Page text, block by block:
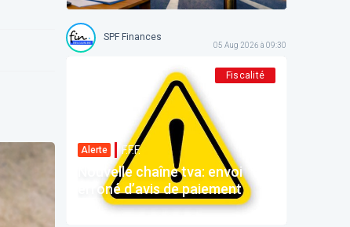
SPF Finances
05 Aug 2026 à 09:30
Fiscalité
Alerte F.F.F.
Nouvelle chaîne tva: envoi
erroné d’avis de paiement